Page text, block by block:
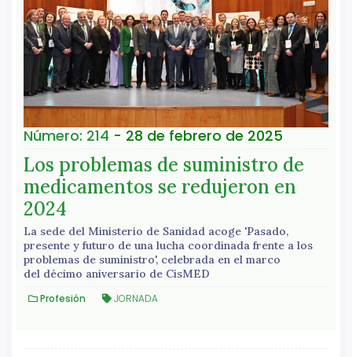
Número: 214 - 28 de febrero de 2025
Los problemas de suministro de
medicamentos se redujeron en
2024
La sede del Ministerio de Sanidad acoge 'Pasado,
presente y futuro de una lucha coordinada frente a los
problemas de suministro', celebrada en el marco
del décimo aniversario de CisMED
Profesión JORNADA